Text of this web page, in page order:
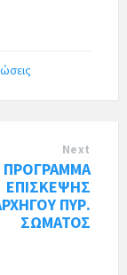
Next
ΠΡΟΓΡΑΜΜΑ
ΕΠΙΣΚΕΨΗΣ
ΠΥΡ.
ΣΩΜΑΤΟΣ